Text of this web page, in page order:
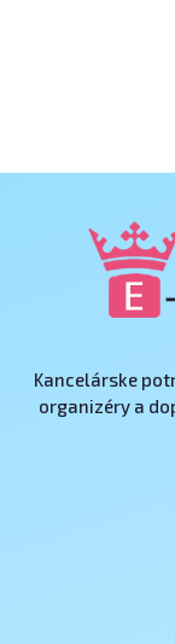
Kancelárske
organizéry a